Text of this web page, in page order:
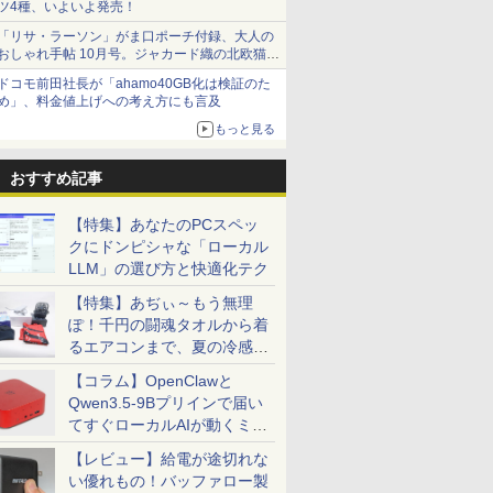
4種、いよいよ発売！
リサ・ラーソン」がま口ポーチ付録、大人の
しゃれ手帖 10月号。ジャカード織の北欧猫デ
イン
コモ前田社長が「ahamo40GB化は検証のた
」、料金値上げへの考え方にも言及
もっと見る
おすすめ記事
【特集】あなたのPCスペッ
クにドンピシャな「ローカル
LLM」の選び方と快適化テク
【特集】あぢぃ～もう無理
ぽ！千円の闘魂タオルから着
るエアコンまで、夏の冷感グ
ッズ一挙紹介
【コラム】OpenClawと
Qwen3.5-9Bプリインで届い
てすぐローカルAIが動くミニ
PC「SER9 Pro」
【レビュー】給電が途切れな
い優れもの！バッファロー製